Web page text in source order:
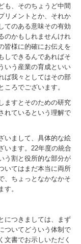
も、そのちょうど中間
リメントとか、それか
てのある意味その有効
のかもしれませんけれ
皆様に的確にお伝えを
しできるんであればそ
いう産業の育成といい
ば我々としてはその部
ろでございます。
すとそのための研究
れているという理解で
まして、具体的な絵
います。22年度の統合
う割と役所的な部分が
いてはまだ本当に両所
、ちょっとなかなかそ
。
つきましては、まず
ついてどういう体制で
文書でお示しいただく